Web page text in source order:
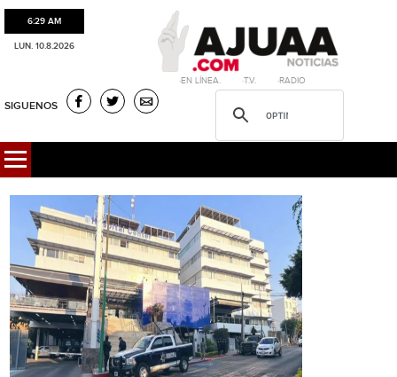
6:29 AM
LUN. 10.8.2026
·EN LÍNEA. ·T.V. ·RADIO
SIGUENOS